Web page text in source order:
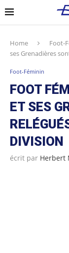
Home Foot-
ses Grenadières
Foot-Féminin
FOOT
ET SES
DIVISION
écrit par Herbert